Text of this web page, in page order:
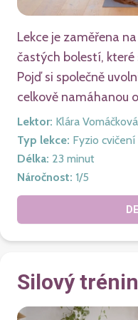
Lekce je zaměřena
častých bolestí,
Pojď si společně
celkově namáhanou
Lektor: Klára Vomáčková
Typ lekce: Fyzio cvičení
Délka: 23 minut
Náročnost: 1/5
Silový